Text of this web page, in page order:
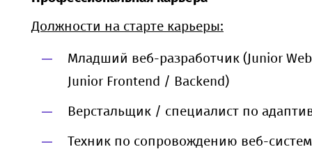
Должности на старте карьеры:
Младший веб-разработчик (Junior
Junior Frontend / Backend)
Верстальщик / специалист по
Техник по сопровождению веб-систем